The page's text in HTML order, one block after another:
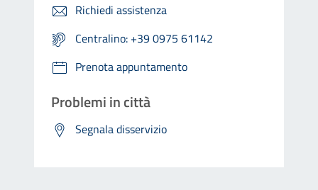
Richiedi assistenza
Centralino: +39 0975 61142
Prenota appuntamento
Problemi in città
Segnala disservizio